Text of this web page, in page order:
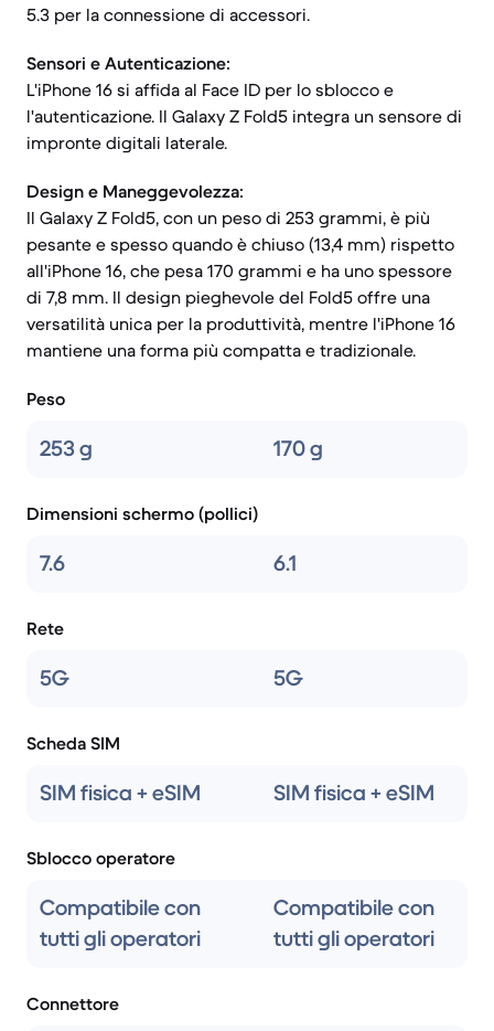
5.3 per la connessione di accessori.
Sensori e Autenticazione:
L'iPhone 16 si affida al Face ID per lo sblocco e
l'autenticazione. Il Galaxy Z Fold5 integra un sensore di
impronte digitali laterale.
Design e Maneggevolezza:
Il Galaxy Z Fold5, con un peso di 253 grammi, è più
pesante e spesso quando è chiuso (13,4 mm) rispetto
all'iPhone 16, che pesa 170 grammi e ha uno spessore
di 7,8 mm. Il design pieghevole del Fold5 offre una
versatilità unica per la produttività, mentre l'iPhone 16
mantiene una forma più compatta e tradizionale.
Peso
253 g 170 g
Dimensioni schermo (pollici)
7.6 6.1
Rete
5G 5G
Scheda SIM
SIM fisica + eSIM SIM fisica + eSIM
Sblocco operatore
Compatibile con
tutti gli operatori
Compatibile con
tutti gli operatori
Connettore